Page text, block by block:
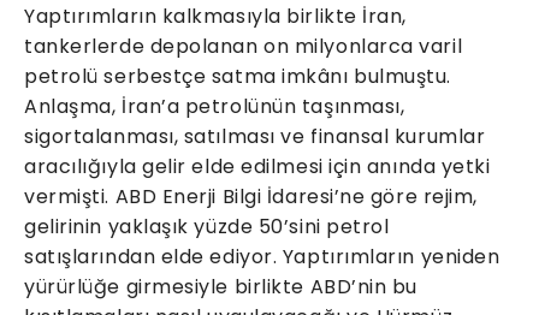
Yaptırımların kalkmasıyla birlikte İran,
tankerlerde depolanan on milyonlarca varil
petrolü serbestçe satma imkânı bulmuştu.
Anlaşma, İran’a petrolünün taşınması,
sigortalanması, satılması ve finansal kurumlar
aracılığıyla gelir elde edilmesi için anında yetki
vermişti. ABD Enerji Bilgi İdaresi’ne göre rejim,
gelirinin yaklaşık yüzde 50’sini petrol
satışlarından elde ediyor. Yaptırımların yeniden
yürürlüğe girmesiyle birlikte ABD’nin bu